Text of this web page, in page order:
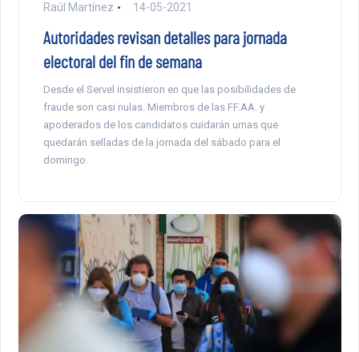
Raúl Martínez 14-05-2021
Autoridades revisan detalles para jornada
electoral del fin de semana
Desde el Servel insistieron en que las posibilidades de
fraude son casi nulas. Miembros de las FF.AA. y
apoderados de los candidatos cuidarán urnas que
quedarán selladas de la jornada del sábado para el
domingo.